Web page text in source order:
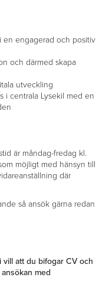
engagerad och positiv
och därmed skapa
utveckling
i centrala Lysekil med en
är måndag-fredag kl.
möjligt med hänsyn till
där
så ansök gärna redan
vill att du bifogar CV och
med